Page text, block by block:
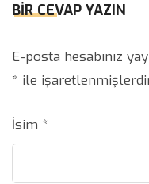
BIR CEVAP YAZIN
E-posta hesabınız
* ile
İsim *